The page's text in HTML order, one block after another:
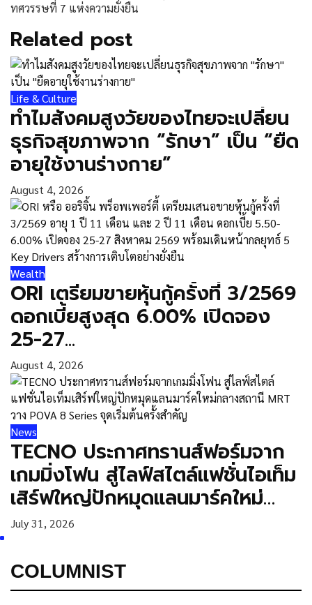
ทศวรรษที่ 7 แห่งความยั่งยืน
Related post
Life & Culture
ทำไมสังคมสูงวัยของไทยจะเปลี่ยน
ธุรกิจสุขภาพจาก “รักษา” เป็น “ยืด
อายุใช้งานร่างกาย”
August 4, 2026
Wealth
ORI เตรียมขายหุ้นกู้ครั้งที่ 3/2569
ดอกเบี้ยสูงสุด 6.00% เปิดจอง
25-27...
August 4, 2026
News
TECNO ประกาศทรานส์ฟอร์มจาก
เกมมิ่งโฟน สู่ไลฟ์สไตล์แฟชั่นไอเท็ม
เสิร์ฟใหญ่ปักหมุดแลนมาร์คใหม่
กลางสถานี MRT วาง POVA 8...
July 31, 2026
COLUMNIST